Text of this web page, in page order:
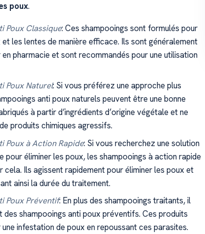
poux.
Poux Classique: Ces shampooings sont formulés pour
et les lentes de manière efficace. Ils sont généralement
pharmacie et sont recommandés pour une utilisation
Poux Naturel: Si vous préférez une approche plus
anti poux naturels peuvent être une bonne
à partir d’ingrédients d’origine végétale et ne
produits chimiques agressifs.
Poux à Action Rapide: Si vous recherchez une solution
pour éliminer les poux, les shampooings à action rapide
cela. Ils agissent rapidement pour éliminer les poux et
ainsi la durée du traitement.
Poux Préventif: En plus des shampooings traitants, il
des shampooings anti poux préventifs. Ces produits
infestation de poux en repoussant ces parasites.